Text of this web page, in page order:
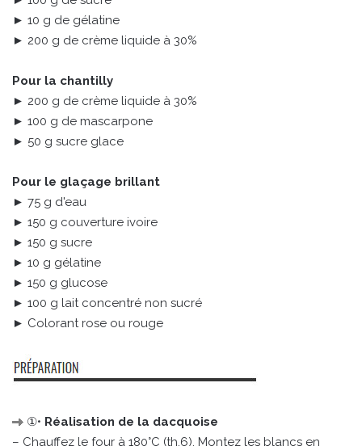
► 10 g de gélatine
► 200 g de crème liquide à 30%
Pour la chantilly
► 200 g de crème liquide à 30%
► 100 g de mascarpone
► 50 g sucre glace
Pour le glaçage brillant
► 75 g d'eau
► 150 g couverture ivoire
► 150 g sucre
► 10 g gélatine
► 150 g glucose
► 100 g lait concentré non sucré
► Colorant rose ou rouge
①• Réalisation de la dacquoise
– Chauffez le four à 180°C (th.6). Montez les blancs en